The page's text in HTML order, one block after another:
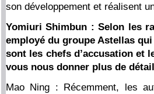
son développement et réalisent
Yomiuri Shimbun : Selon les
employé du groupe Astellas
sont les chefs d’accusation et
vous nous donner plus de
Mao Ning : Récemment, les